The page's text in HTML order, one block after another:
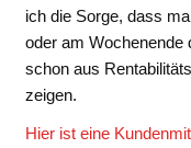
ich die Sorge, dass
oder am Wochenende
schon aus
zeigen.
Hier ist eine